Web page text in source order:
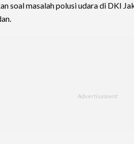
soal masalah polusi udara di DKI